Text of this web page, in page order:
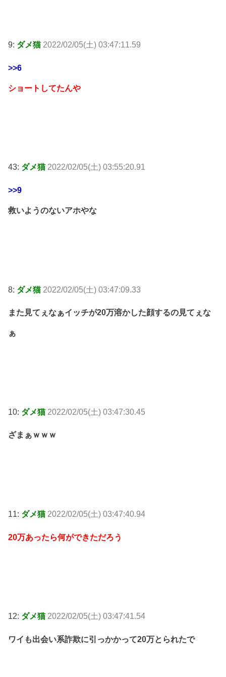
9: ダメ猫 2022/02/05(土) 03:47:11.59
>>6
ショートしてたんや
43: ダメ猫 2022/02/05(土) 03:55:20.91
>>9
救いようのないアホやな
8: ダメ猫 2022/02/05(土) 03:47:09.33
また見てぇなぁイッチが20万溶かした顔するの見てぇな
ぁ
10: ダメ猫 2022/02/05(土) 03:47:30.45
ざまぁｗｗｗ
11: ダメ猫 2022/02/05(土) 03:47:40.94
20万あったら何ができただろう
12: ダメ猫 2022/02/05(土) 03:47:41.54
ワイも出会い系詐欺に引っかかって20万とられたで